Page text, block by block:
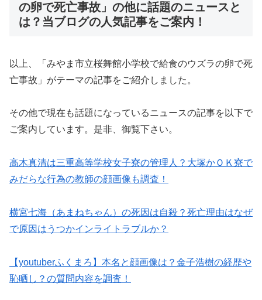
の卵で死亡事故」の他に話題のニュースと
は？当ブログの人気記事をご案内！
以上、「みやま市立桜舞館小学校で給食のウズラの卵で死
亡事故」がテーマの記事をご紹介しました。
その他で現在も話題になっているニュースの記事を以下で
ご案内しています。是非、御覧下さい。
高木真清は三重高等学校女子寮の管理人？大塚かＯＫ寮で
みだらな行為の教師の顔画像も調査！
横宮七海（あまねちゃん）の死因は自殺？死亡理由はなぜ
で原因はうつかインライトラブルか？
【youtuberふくまろ】本名と顔画像は？金子浩樹の経歴や
恥晒し？の質問内容を調査！